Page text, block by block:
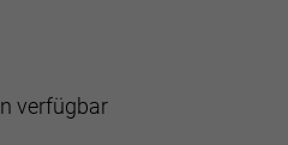
verfügbar